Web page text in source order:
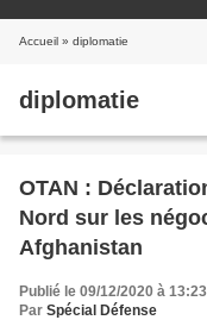
Accueil » diplomatie
diplomatie
OTAN :
Nord sur les
Afghanistan
Publié le 09/12/2020 à 13:23
Par Spécial Défense